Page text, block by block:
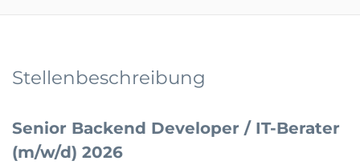
Stellenbeschreibung
Senior Backend Developer / IT-Berater
(m/w/d) 2026